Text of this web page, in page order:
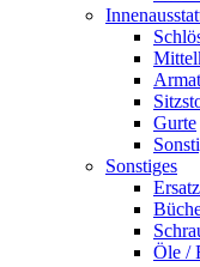
Gurte
Sonstiges
Öle /